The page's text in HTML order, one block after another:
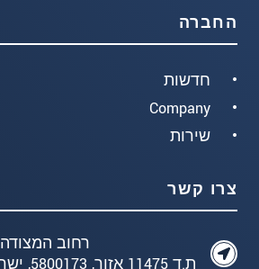
החברה
חדשות
Company
שירות
צרו קשר
רחוב המצודה 29
ת.ד 11475 אזור, 5800173, ישראל